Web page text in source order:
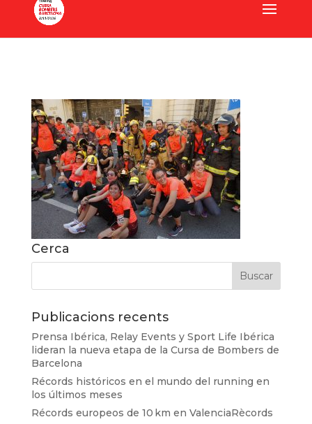
Cerca
Publicacions recents
Prensa Ibérica, Relay Events y Sport Life Ibérica
lideran la nueva etapa de la Cursa de Bombers de
Barcelona
Récords históricos en el mundo del running en
los últimos meses
Récords europeos de 10 km en ValenciaRècords